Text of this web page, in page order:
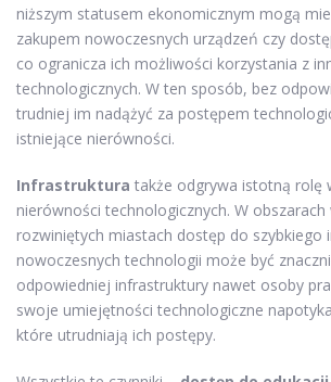
niższym statusem ekonomicznym mogą
zakupem nowoczesnych urządzeń czy
co ogranicza ich możliwości korzystania z
technologicznych. W ten sposób, bez
trudniej im nadążyć za postępem
istniejące nierówności.
Infrastruktura także odgrywa istotną rolę
nierówności technologicznych. W
rozwiniętych miastach dostęp do szybkiego
nowoczesnych technologii może być
odpowiedniej infrastruktury nawet osoby
swoje umiejętności technologiczne
które utrudniają ich postępy.